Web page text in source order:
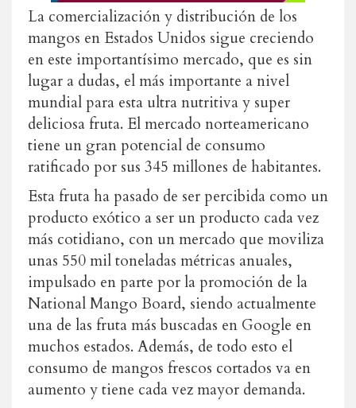
La comercialización y distribución de los
mangos en Estados Unidos sigue creciendo
en este importantísimo mercado, que es sin
lugar a dudas, el más importante a nivel
mundial para esta ultra nutritiva y super
deliciosa fruta. El mercado norteamericano
tiene un gran potencial de consumo
ratificado por sus 345 millones de habitantes.
Esta fruta ha pasado de ser percibida como un
producto exótico a ser un producto cada vez
más cotidiano, con un mercado que moviliza
unas 550 mil toneladas métricas anuales,
impulsado en parte por la promoción de la
National Mango Board, siendo actualmente
una de las fruta más buscadas en Google en
muchos estados. Además, de todo esto el
consumo de mangos frescos cortados va en
aumento y tiene cada vez mayor demanda.